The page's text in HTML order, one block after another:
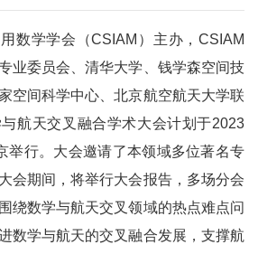
数学学会（CSIAM）主办，CSIAM
业委员会、清华大学、钱学森空间技
空间科学中心、北京航空航天大学联
航天交叉融合学术大会计划于2023
举行。大会邀请了本领域多位著名专
会期间，将举行大会报告，多场分会
绕数学与航天交叉领域的热点难点问
数学与航天的交叉融合发展，支撑航